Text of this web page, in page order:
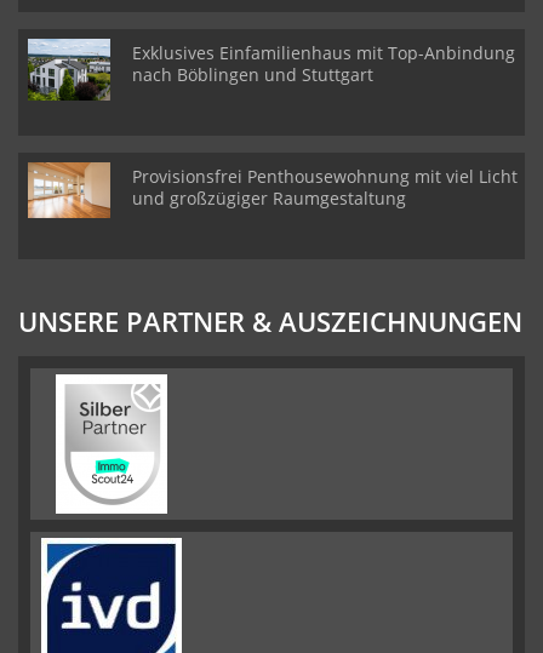
Exklusives Einfamilienhaus mit Top-Anbindung
nach Böblingen und Stuttgart
Provisionsfrei Penthousewohnung mit viel Licht
und großzügiger Raumgestaltung
UNSERE PARTNER & AUSZEICHNUNGEN